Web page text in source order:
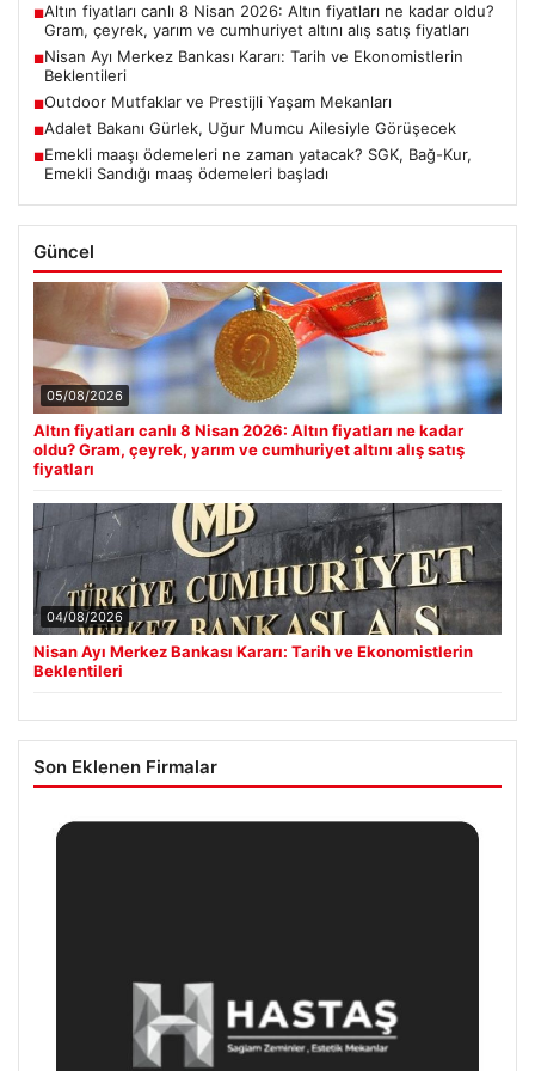
■Altın fiyatları canlı 8 Nisan 2026: Altın fiyatları ne kadar oldu?
Gram, çeyrek, yarım ve cumhuriyet altını alış satış fiyatları
■Nisan Ayı Merkez Bankası Kararı: Tarih ve Ekonomistlerin
Beklentileri
■Outdoor Mutfaklar ve Prestijli Yaşam Mekanları
■Adalet Bakanı Gürlek, Uğur Mumcu Ailesiyle Görüşecek
■Emekli maaşı ödemeleri ne zaman yatacak? SGK, Bağ-Kur,
Emekli Sandığı maaş ödemeleri başladı
Güncel
05/08/2026
Altın fiyatları canlı 8 Nisan 2026: Altın fiyatları ne kadar
oldu? Gram, çeyrek, yarım ve cumhuriyet altını alış satış
fiyatları
04/08/2026
Nisan Ayı Merkez Bankası Kararı: Tarih ve Ekonomistlerin
Beklentileri
Son Eklenen Firmalar